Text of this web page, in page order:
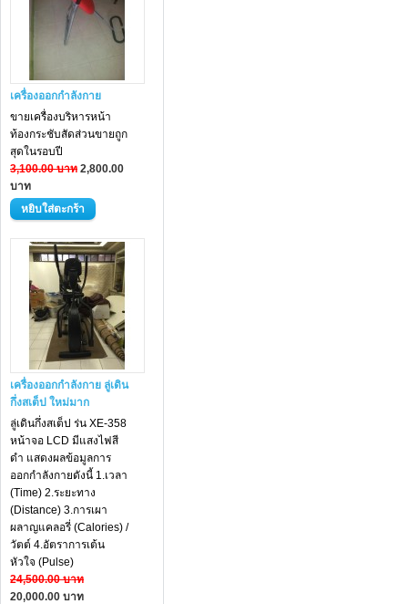
เครื่องออกกำลังกาย
ขายเครื่องบริหารหน้า
ท้องกระชับสัดส่วนขายถูก
สุดในรอบปี
3,100.00 บาท 2,800.00
บาท
เครื่องออกกำลังกาย ลู่เดิน
กึ่งสเต็ป ใหม่มาก
ลู่เดินกึ่งสเต็ป ร่น XE-358
หน้าจอ LCD มีแสงไฟสี
ดำ แสดงผลข้อมูลการ
ออกกำลังกายดังนี้ 1.เวลา
(Time) 2.ระยะทาง
(Distance) 3.การเผา
ผลาญแคลอรี่ (Calories) /
วัตต์ 4.อัตราการเต้น
หัวใจ (Pulse)
24,500.00 บาท
20,000.00 บาท